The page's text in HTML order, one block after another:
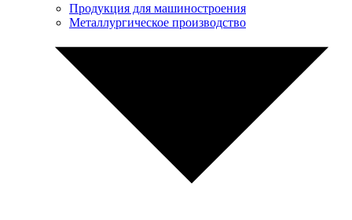
Продукция для машиностроения
Металлургическое производство